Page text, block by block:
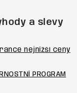
a slevy
nejnižší ceny
PROGRAM